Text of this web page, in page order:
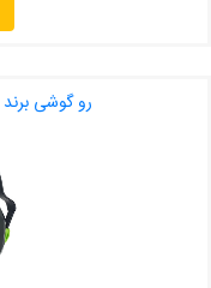
رو گوشی برند Silent مدل SL1447 (سایلنت)